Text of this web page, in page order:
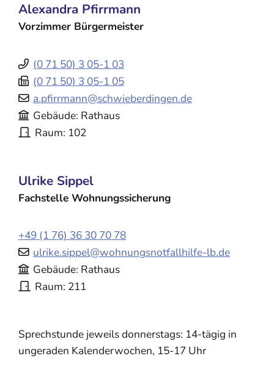
Alexandra Pfirrmann
Vorzimmer Bürgermeister
(0 71 50) 3 05-1 03
(0 71 50) 3 05-1 05
a.pfirrmann@schwieberdingen.de
Gebäude Rathaus
Raum 102
Ulrike Sippel
Fachstelle Wohnungssicherung
+49 (1 76) 36 30 70 78
ulrike.sippel@wohnungsnotfallhilfe-lb.de
Gebäude Rathaus
Raum 211
Sprechstunde jeweils donnerstags: 14-tägig in
ungeraden Kalenderwochen, 15-17 Uhr